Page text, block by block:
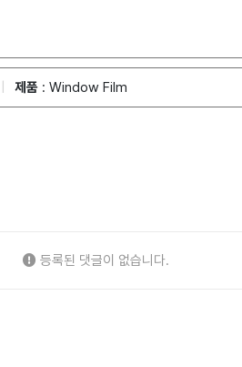
제품 : Window Film
등록된 댓글이 없습니다.